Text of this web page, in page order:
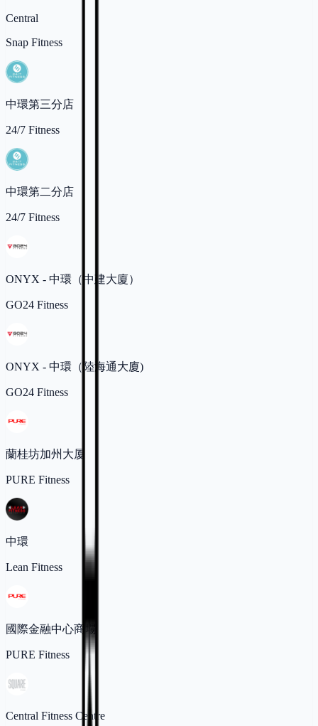
Central
Snap Fitness
中環第三分店
24/7 Fitness
中環第二分店
24/7 Fitness
ONYX - 中環（中建大廈）
GO24 Fitness
ONYX - 中環（陸海通大廈)
GO24 Fitness
蘭桂坊加州大厦
PURE Fitness
中環
Lean Fitness
國際金融中心商場
PURE Fitness
Central Fitness Centre